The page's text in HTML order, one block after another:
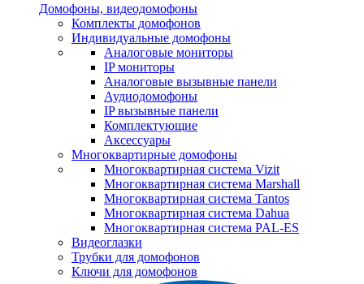
Домофоны, видеодомофоны
Комплекты домофонов
Индивидуальные домофоны
Аналоговые мониторы
IP мониторы
Аналоговые вызывные панели
Аудиодомофоны
IP вызывные панели
Комплектующие
Аксессуары
Многоквартирные домофоны
Многоквартирная система Vizit
Многоквартирная система Marshall
Многоквартирная система Tantos
Многоквартирная система Dahua
Многоквартирная система PAL-ES
Видеоглазки
Трубки для домофонов
Ключи для домофонов